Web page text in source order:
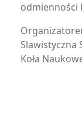
odmienności
Slawistyczna
Koła